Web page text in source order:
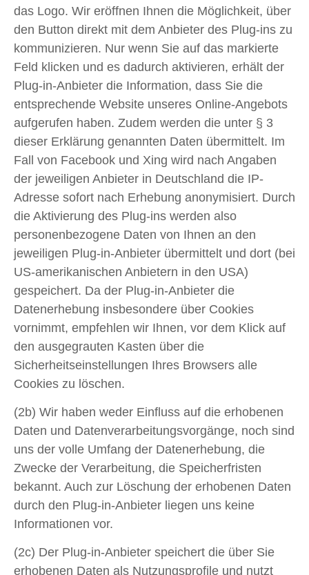
das Logo. Wir eröffnen Ihnen die Möglichkeit, über
den Button direkt mit dem Anbieter des Plug-ins zu
kommunizieren. Nur wenn Sie auf das markierte
Feld klicken und es dadurch aktivieren, erhält der
Plug-in-Anbieter die Information, dass Sie die
entsprechende Website unseres Online-Angebots
aufgerufen haben. Zudem werden die unter § 3
dieser Erklärung genannten Daten übermittelt. Im
Fall von Facebook und Xing wird nach Angaben
der jeweiligen Anbieter in Deutschland die IP-
Adresse sofort nach Erhebung anonymisiert. Durch
die Aktivierung des Plug-ins werden also
personenbezogene Daten von Ihnen an den
jeweiligen Plug-in-Anbieter übermittelt und dort (bei
US-amerikanischen Anbietern in den USA)
gespeichert. Da der Plug-in-Anbieter die
Datenerhebung insbesondere über Cookies
vornimmt, empfehlen wir Ihnen, vor dem Klick auf
den ausgegrauten Kasten über die
Sicherheitseinstellungen Ihres Browsers alle
Cookies zu löschen.
(2b) Wir haben weder Einfluss auf die erhobenen
Daten und Datenverarbeitungsvorgänge, noch sind
uns der volle Umfang der Datenerhebung, die
Zwecke der Verarbeitung, die Speicherfristen
bekannt. Auch zur Löschung der erhobenen Daten
durch den Plug-in-Anbieter liegen uns keine
Informationen vor.
(2c) Der Plug-in-Anbieter speichert die über Sie
erhobenen Daten als Nutzungsprofile und nutzt